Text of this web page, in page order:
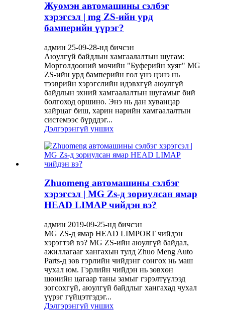
Жуомэн автомашины сэлбэг
хэрэгсэл | mg ZS-ийн урд
бамперийн үүрэг?
админ 25-09-28-нд бичсэн
Аюулгүй байдлын хамгаалалтын шугам:
Мөргөлдөөний мөчийн "Буферийн хуяг" MG
ZS-ийн урд бамперийн гол үнэ цэнэ нь
тээврийн хэрэгслийн идэвхгүй аюулгүй
байдлын эхний хамгаалалтын шугамыг бий
болгоход оршино. Энэ нь дан хуванцар
хайрцаг биш, харин нарийн хамгаалалтын
системээс бүрддэг...
Дэлгэрэнгүй унших
Zhuomeng автомашины сэлбэг
хэрэгсэл | MG Zs-д зориулсан ямар
HEAD LIMAP чийдэн вэ?
админ 2019-09-25-нд бичсэн
MG ZS-д ямар HEAD LIMPORT чийдэн
хэрэгтэй вэ? MG ZS-ийн аюулгүй байдал,
ажиллагааг хангахын тулд Zhuo Meng Auto
Parts-д зөв гэрлийн чийдэнг сонгох нь маш
чухал юм. Гэрлийн чийдэн нь зөвхөн
шөнийн цагаар таны замыг гэрэлтүүлээд
зогсохгүй, аюулгүй байдлыг хангахад чухал
үүрэг гүйцэтгэдэг...
Дэлгэрэнгүй унших